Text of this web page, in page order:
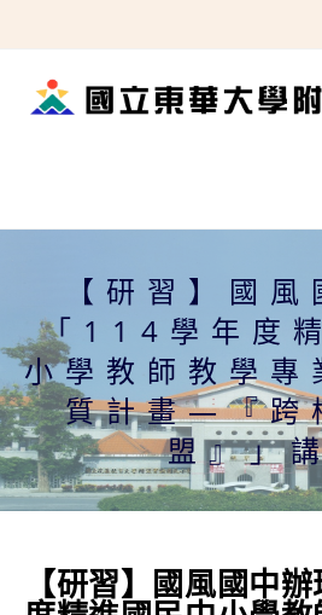
轉
【研習】國風
「114學年度
小學教師教學專
質計畫—『跨
盟』」
【研習】國風國中